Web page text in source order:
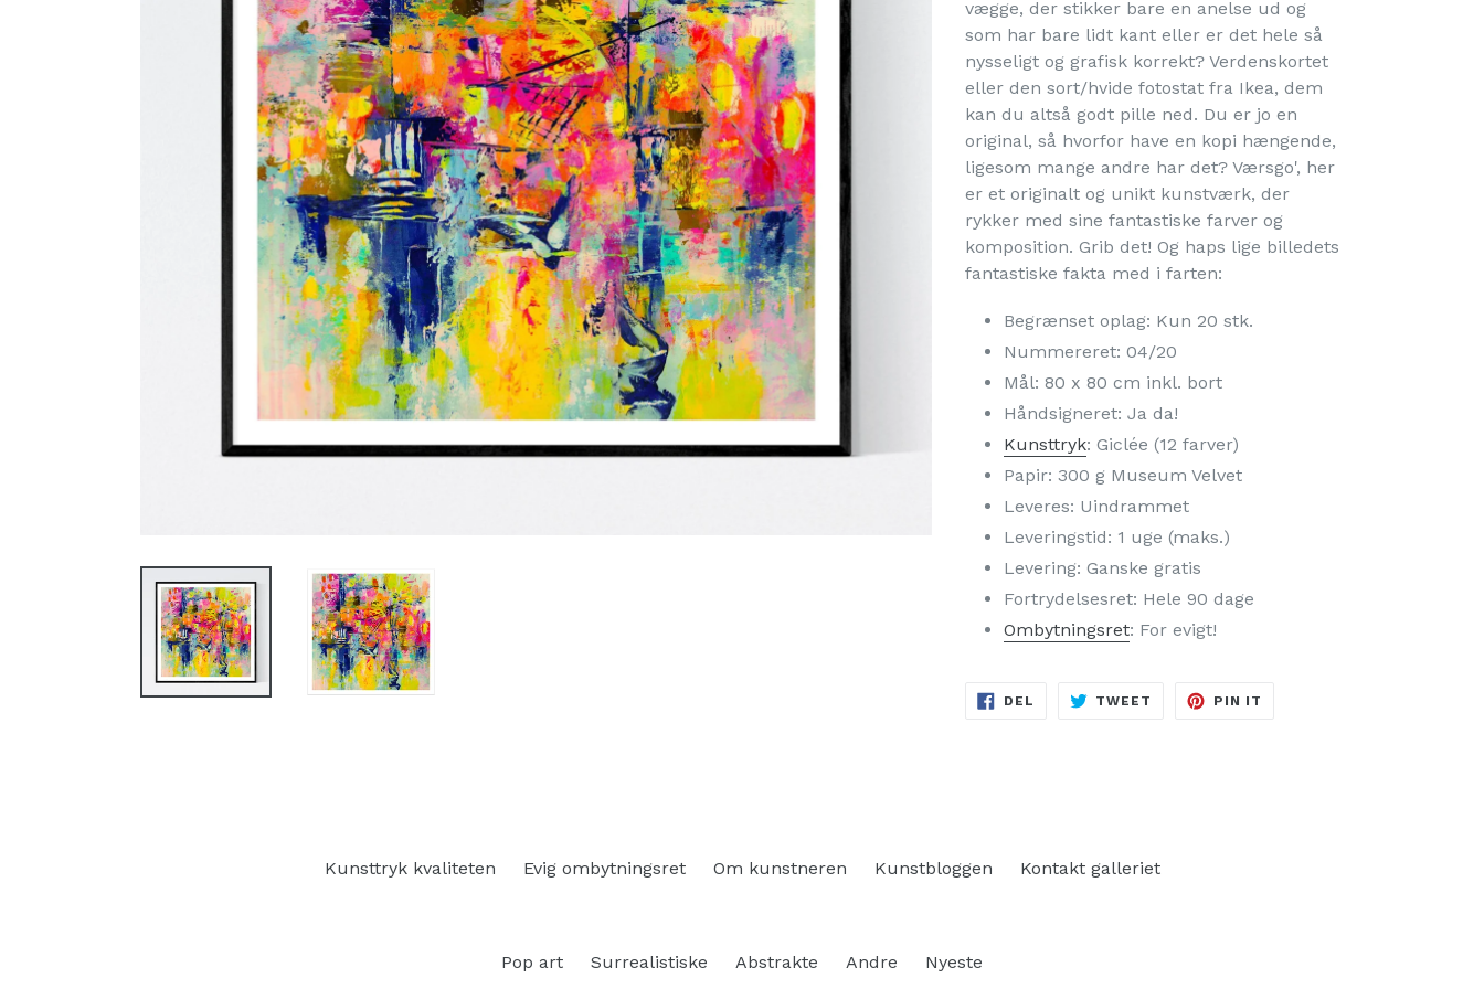
vægge, der stikker bare en anelse ud og
som har bare lidt kant eller er det hele så
nysseligt og grafisk korrekt? Verdenskortet
eller den sort/hvide fotostat fra Ikea, dem
kan du altså godt pille ned. Du er jo en
original, så hvorfor have en kopi hængende,
ligesom mange andre har det? Værsgo', her
er et originalt og unikt kunstværk, der
rykker med sine fantastiske farver og
komposition. Grib det! Og haps lige billedets
fantastiske fakta med i farten:
Begrænset oplag: Kun 20 stk.
Nummereret: 04/20
Mål: 80 x 80 cm inkl. bort
Håndsigneret: Ja da!
Kunsttryk: Giclée (12 farver)
Papir: 300 g Museum Velvet
Leveres: Uindrammet
Leveringstid: 1 uge (maks.)
Levering: Ganske gratis
Fortrydelsesret: Hele 90 dage
Ombytningsret: For evigt!
DEL TWEET TWEET
PIN IT
Kunsttryk kvaliteten Evig ombytningsret Om kunstneren Kunstbloggen Kontakt galleriet
Pop art Surrealistiske Abstrakte Andre Nyeste